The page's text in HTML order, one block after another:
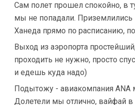
Сам полет прошел спокойно, в
мы не попадали. Приземлились
Ханеда прямо по расписанию,
Выход из аэропорта
проходить не нужно, просто
и едешь куда надо)
Подытожу - авиакомпания ANA
Долетели мы отлично, вайфай в